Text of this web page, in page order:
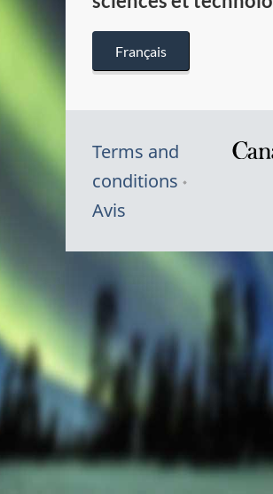
Français
Terms and
conditions
Avis